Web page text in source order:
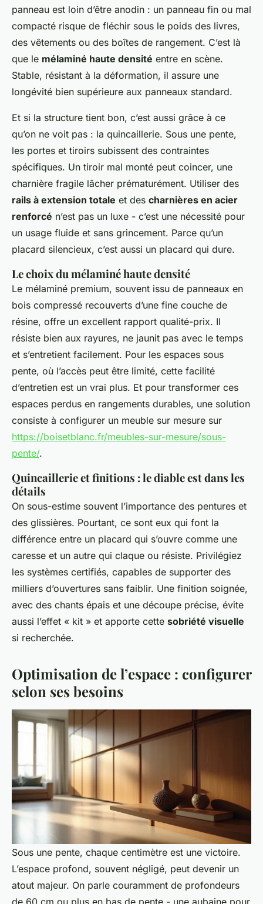
panneau est loin d’être anodin : un panneau fin ou mal
compacté risque de fléchir sous le poids des livres,
des vêtements ou des boîtes de rangement. C’est là
que le mélaminé haute densité entre en scène.
Stable, résistant à la déformation, il assure une
longévité bien supérieure aux panneaux standard.
Et si la structure tient bon, c’est aussi grâce à ce
qu’on ne voit pas : la quincaillerie. Sous une pente,
les portes et tiroirs subissent des contraintes
spécifiques. Un tiroir mal monté peut coincer, une
charnière fragile lâcher prématurément. Utiliser des
rails à extension totale et des charnières en acier
renforcé n’est pas un luxe - c’est une nécessité pour
un usage fluide et sans grincement. Parce qu’un
placard silencieux, c’est aussi un placard qui dure.
Le choix du mélaminé haute densité
Le mélaminé premium, souvent issu de panneaux en
bois compressé recouverts d’une fine couche de
résine, offre un excellent rapport qualité-prix. Il
résiste bien aux rayures, ne jaunit pas avec le temps
et s’entretient facilement. Pour les espaces sous
pente, où l’accès peut être limité, cette facilité
d’entretien est un vrai plus. Et pour transformer ces
espaces perdus en rangements durables, une solution
consiste à configurer un meuble sur mesure sur
https://boisetblanc.fr/meubles-sur-mesure/sous-
pente/.
Quincaillerie et finitions : le diable est dans les
détails
On sous-estime souvent l’importance des pentures et
des glissières. Pourtant, ce sont eux qui font la
différence entre un placard qui s’ouvre comme une
caresse et un autre qui claque ou résiste. Privilégiez
les systèmes certifiés, capables de supporter des
milliers d’ouvertures sans faiblir. Une finition soignée,
avec des chants épais et une découpe précise, évite
aussi l’effet « kit » et apporte cette sobriété visuelle
si recherchée.
Optimisation de l’espace : configurer
selon ses besoins
Sous une pente, chaque centimètre est une victoire.
L’espace profond, souvent négligé, peut devenir un
atout majeur. On parle couramment de profondeurs
de 60 cm ou plus en bas de pente - une aubaine pour